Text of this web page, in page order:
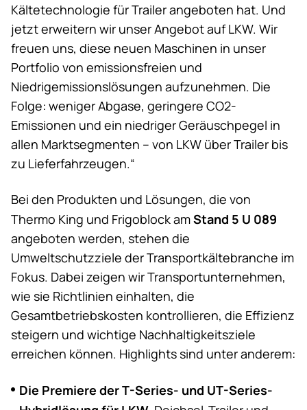
Kältetechnologie für Trailer angeboten hat. Und
jetzt erweitern wir unser Angebot auf LKW. Wir
freuen uns, diese neuen Maschinen in unser
Portfolio von emissionsfreien und
Niedrigemissionslösungen aufzunehmen. Die
Folge: weniger Abgase, geringere CO2-
Emissionen und ein niedriger Geräuschpegel in
allen Marktsegmenten – von LKW über Trailer bis
zu Lieferfahrzeugen.“
Bei den Produkten und Lösungen, die von
Thermo King und Frigoblock amStand 5 U 089
angeboten werden, stehen die
Umweltschutzziele der Transportkältebranche im
Fokus. Dabei zeigen wir Transportunternehmen,
wie sie Richtlinien einhalten, die
Gesamtbetriebskosten kontrollieren, die Effizienz
steigern und wichtige Nachhaltigkeitsziele
erreichen können. Highlights sind unter anderem:
Die Premiere der T-Series- und UT-Series-